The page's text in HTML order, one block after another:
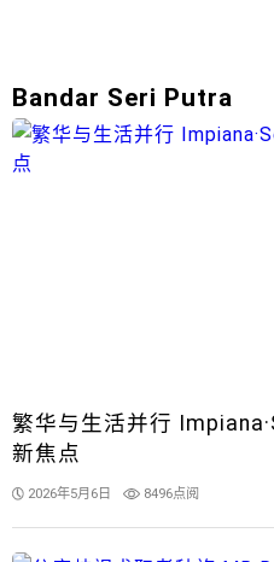
Bandar Seri Putra
繁华与生活并行
新焦点
2026年5月6日 8496点阅